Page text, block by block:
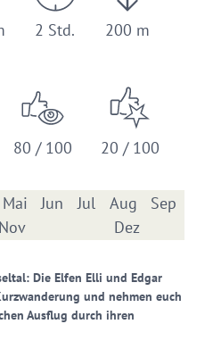
2 Std. 200 m
80 / 100 20 / 100
Mai Jun Jul Aug
Sep
Nov Dez
Die Elfen Elli und Edgar
und nehmen euch
Ausflug durch ihren